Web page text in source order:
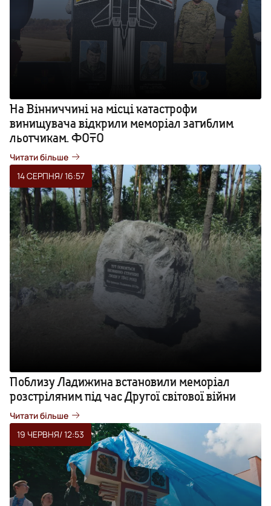
На Вінниччині на місці катастрофи
винищувача відкрили меморіал загиблим
льотчикам. ФОТО
Читати більше
14 СЕРПНЯ/ 16:57
Поблизу Ладижина встановили меморіал
розстріляним під час Другої світової війни
Читати більше
19 ЧЕРВНЯ/ 12:53